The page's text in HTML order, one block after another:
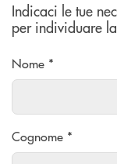
Indicaci le tue
per individuare
Nome *
Cognome *